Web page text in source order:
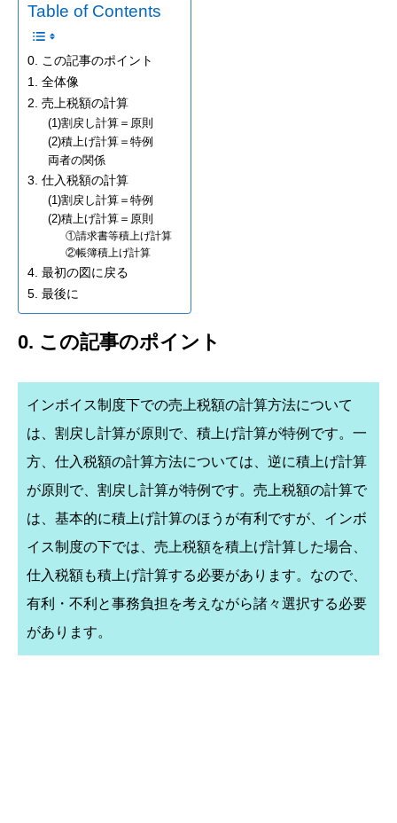
Table of Contents
0. この記事のポイント
1. 全体像
2. 売上税額の計算
(1)割戻し計算＝原則
(2)積上げ計算＝特例
両者の関係
3. 仕入税額の計算
(1)割戻し計算＝特例
(2)積上げ計算＝原則
①請求書等積上げ計算
②帳簿積上げ計算
4. 最初の図に戻る
5. 最後に
0. この記事のポイント
インボイス制度下での売上税額の計算方法について
は、割戻し計算が原則で、積上げ計算が特例です。一
方、仕入税額の計算方法については、逆に積上げ計算
が原則で、割戻し計算が特例です。売上税額の計算で
は、基本的に積上げ計算のほうが有利ですが、インボ
イス制度の下では、売上税額を積上げ計算した場合、
仕入税額も積上げ計算する必要があります。なので、
有利・不利と事務負担を考えながら諸々選択する必要
があります。